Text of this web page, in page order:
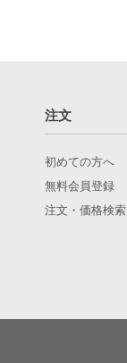
注文
初めての方へ
無料会員登録
注文・価格検索